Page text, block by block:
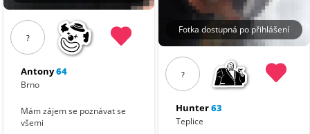
?
Antony64
Brno
Mám zájem se poznávat se
všemi
Fotka dostupná po přihlášení
?
Hunter63
Teplice